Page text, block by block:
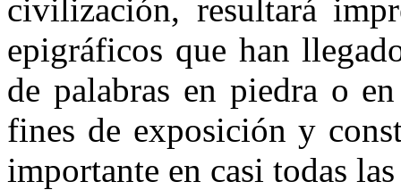
civilización, resultará
epigráficos que han
de palabras en piedra o
fines de exposición y
importante en casi todas